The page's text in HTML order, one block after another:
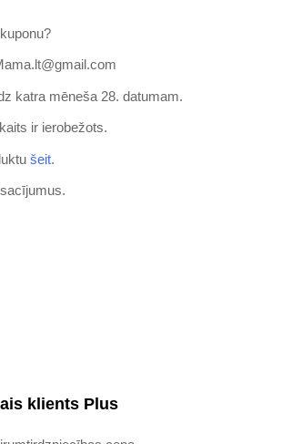
katra mēneša 28. datumam.
ir ierobežots.
šeit.
klients Plus